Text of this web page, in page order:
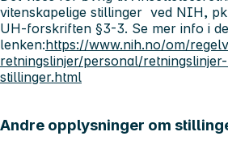
vitenskapelige stillinger ved NIH,
UH-forskriften §3-3. Se mer info i
lenken:https://www.nih.no/om/
retningslinjer/personal/
stillinger.html
Andre opplysninger om